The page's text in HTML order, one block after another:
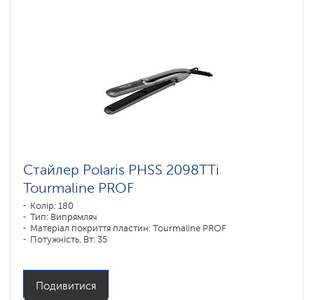
Стайлер Polaris PHSS 2098TTi
Tourmaline PROF
Колір: 180
Тип: Випрямляч
Матеріал покриття пластин: Tourmaline PROF
Потужність, Вт: 35
Подивитися